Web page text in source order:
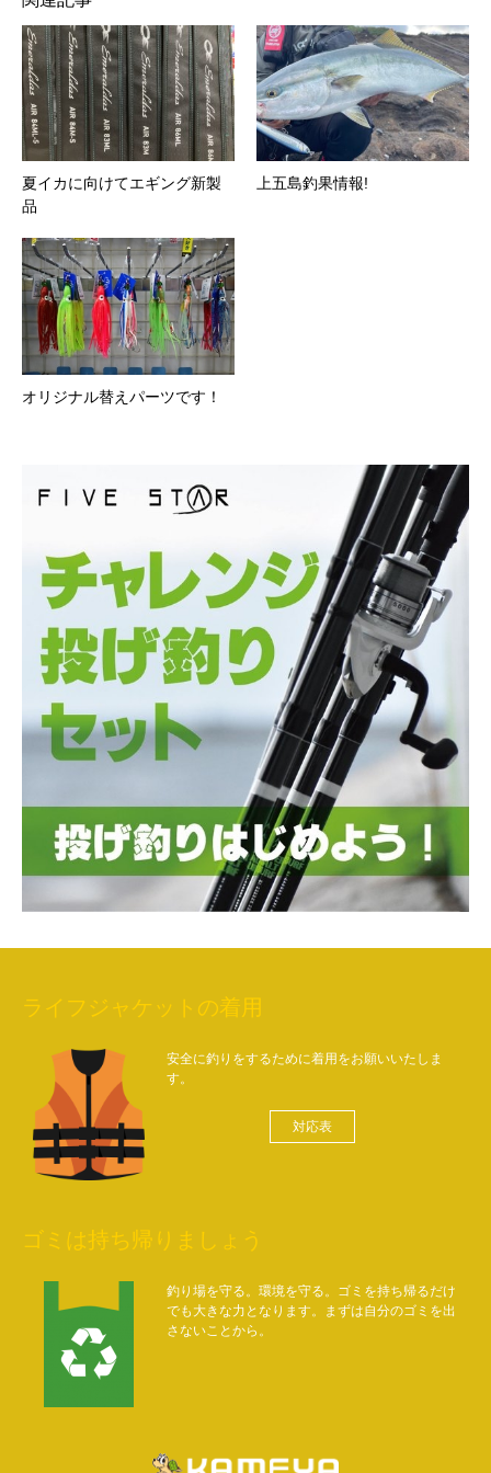
夏イカに向けてエギング新製
品
上五島釣果情報!
オリジナル替えパーツです！
ライフジャケットの着用
安全に釣りをするために着用をお願いいたしま
す。
対応表
ゴミは持ち帰りましょう
釣り場を守る。環境を守る。ゴミを持ち帰るだけ
でも大きな力となります。まずは自分のゴミを出
さないことから。